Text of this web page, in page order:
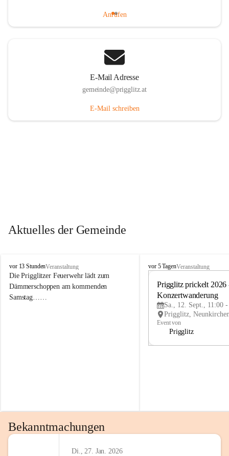
Anrufen
E-Mail Adresse
gemeinde@prigglitz.at
E-Mail schreiben
Aktuelles der Gemeinde
P
r
i
g
vor 13 StundenVeranstaltung
Die Prigglitzer Feuerwehr lädt zum
Dämmerschoppen am kommenden
Samstag……
P
vor 5 TagenVeranstaltung
Prigglitz prickelt 2026
Konzertwanderung
Sa., 12. Sept., 11:00
Event von
Prigglitz
Bekanntmachungen
Di., 27. Jan. 2026